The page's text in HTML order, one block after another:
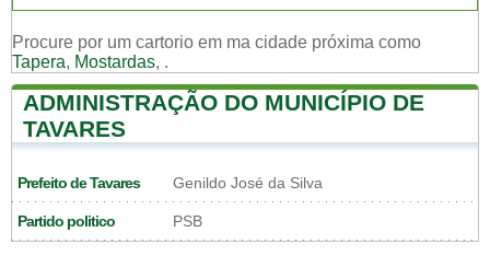
Procure por um cartorio em ma cidade próxima como
Tapera, Mostardas, .
ADMINISTRAÇÃO DO MUNICÍPIO DE
TAVARES
Prefeito de Tavares Genildo José da Silva
Partido politico PSB